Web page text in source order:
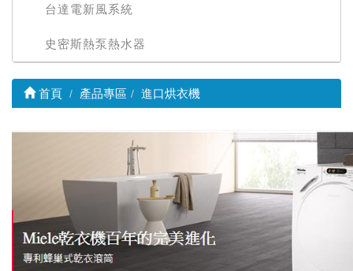
台達電新風系統
史密斯熱泵熱水器
首頁 產品專區 進口烘衣機